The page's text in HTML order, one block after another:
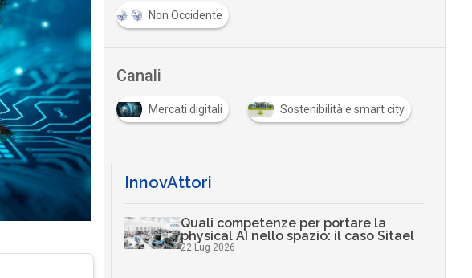
Non Occidente
Canali
Mercati digitali Sostenibilità e smart city
InnovAttori
Quali competenze per portare la
physical AI nello spazio: il caso Sitael
22 Lug 2026